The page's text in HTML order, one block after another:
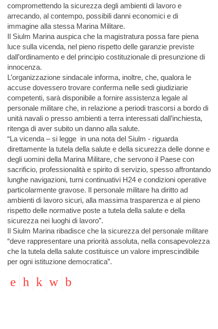
compromettendo la sicurezza degli ambienti di lavoro e
arrecando, al contempo, possibili danni economici e di
immagine alla stessa Marina Militare.
Il Siulm Marina auspica che la magistratura possa fare piena
luce sulla vicenda, nel pieno rispetto delle garanzie previste
dall’ordinamento e del principio costituzionale di presunzione di
innocenza.
L’organizzazione sindacale informa, inoltre, che, qualora le
accuse dovessero trovare conferma nelle sedi giudiziarie
competenti, sarà disponibile a fornire assistenza legale al
personale militare che, in relazione a periodi trascorsi a bordo di
unità navali o presso ambienti a terra interessati dall’inchiesta,
ritenga di aver subito un danno alla salute.
“La vicenda – si legge in una nota del Siulm - riguarda
direttamente la tutela della salute e della sicurezza delle donne e
degli uomini della Marina Militare, che servono il Paese con
sacrificio, professionalità e spirito di servizio, spesso affrontando
lunghe navigazioni, turni continuativi H24 e condizioni operative
particolarmente gravose. Il personale militare ha diritto ad
ambienti di lavoro sicuri, alla massima trasparenza e al pieno
rispetto delle normative poste a tutela della salute e della
sicurezza nei luoghi di lavoro”.
Il Siulm Marina ribadisce che la sicurezza del personale militare
“deve rappresentare una priorità assoluta, nella consapevolezza
che la tutela della salute costituisce un valore imprescindibile
per ogni istituzione democratica”.